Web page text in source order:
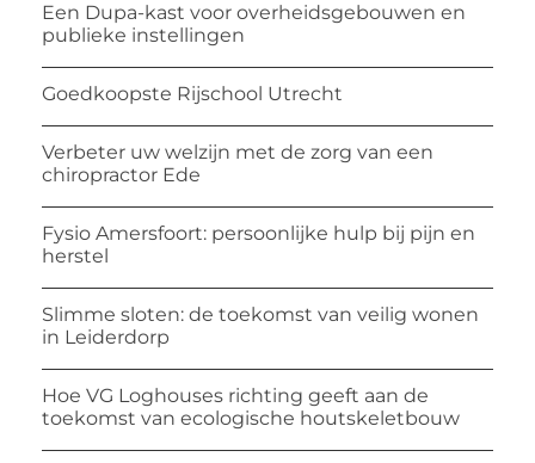
Een Dupa-kast voor overheidsgebouwen en
publieke instellingen
Goedkoopste Rijschool Utrecht
Verbeter uw welzijn met de zorg van een
chiropractor Ede
Fysio Amersfoort: persoonlijke hulp bij pijn en
herstel
Slimme sloten: de toekomst van veilig wonen
in Leiderdorp
Hoe VG Loghouses richting geeft aan de
toekomst van ecologische houtskeletbouw